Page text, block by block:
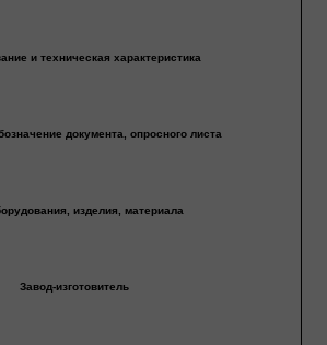
и техническая характеристика
документа, опросного листа
изделия, материала
Завод-изготовитель